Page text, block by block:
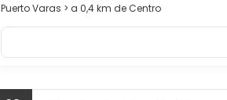
Puerto Varas > a 0,4 km de Centro